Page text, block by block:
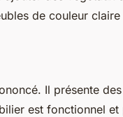
de couleur
Il présente
est fonctionnel et